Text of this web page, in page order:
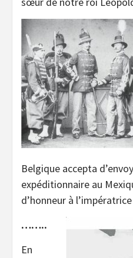
Belgique accepta
expéditionnaire au
d’honneur à
……..
En